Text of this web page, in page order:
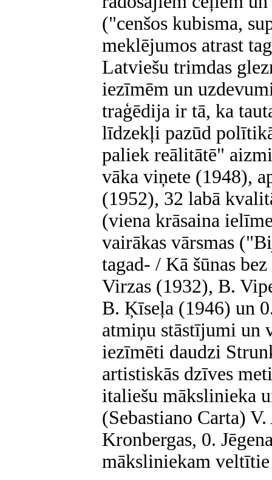
("cenšos kubisma,
meklējumos atrast
Latviešu trimdas
iezīmēm un
traģēdija ir tā, ka
līdzekļi pazūd
paliek reālitātē"
vāka viņete (1948),
(1952), 32 labā
(viena krāsaina
vairākas vārsmas
tagad- / Kā šūnas
Virzas (1932), B.
B. Ķīseļa (1946) un
atmiņu stāstījumi un
iezīmēti daudzi
artistiskās dzīves
italiešu mākslinieka
(Sebastiano Carta)
Kronbergas, 0.
māksliniekam